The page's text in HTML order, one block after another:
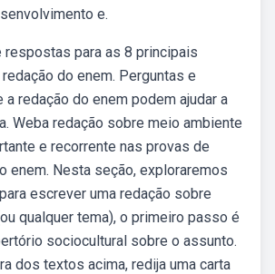
e.
respostas para as 8 principais
do enem. Perguntas e
redação do enem podem ajudar a
Weba redação sobre meio ambiente
e recorrente nas provas de
enem. Nesta seção, exploraremos
escrever uma redação sobre
qualquer tema), o primeiro passo é
sociocultural sobre o assunto.
dos textos acima, redija uma carta